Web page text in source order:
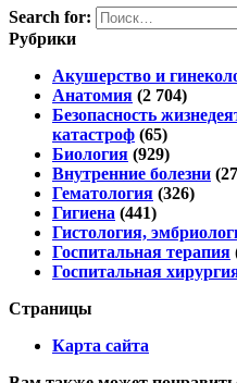
Search for:
Рубрики
Акушерство и
Анатомия (2 704)
Безопасность
катастроф (65)
Биология (929)
Внутренние болезни
Гематология (326)
Гигиена (441)
Гистология,
Госпитальная терапия
Госпитальная
Страницы
Карта сайта